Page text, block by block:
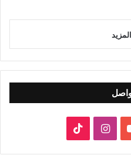
‫YouTubeانستقرام